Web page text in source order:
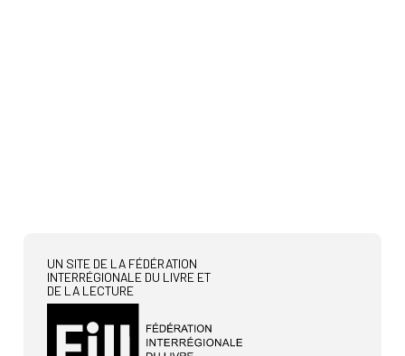
UN SITE DE LA FÉDÉRATION
INTERRÉGIONALE DU LIVRE ET
DE LA LECTURE